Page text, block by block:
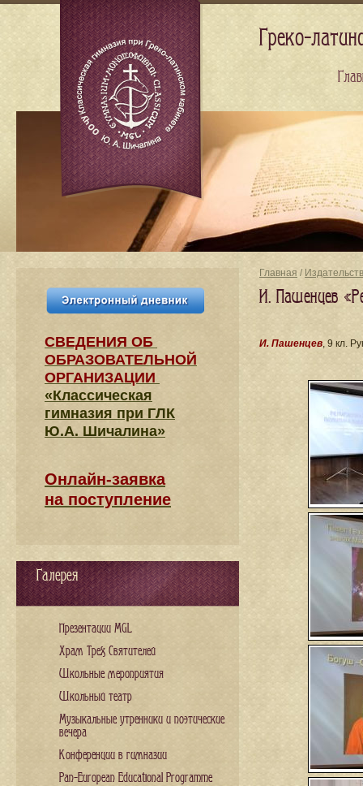
Главная /
И. Пашенцев
И. Пашенцев, 9 кл.
СВЕДЕНИЯ​ ОБ
ОБРАЗОВАТЕЛЬНОЙ
ОРГАНИЗАЦИИ
«Классическая
гимназия при ГЛК
Ю.А. Шичалина»
Онлайн-заявка
на поступление
Галерея
Презентации MGL
Храм Трех Святителей
Школьные мероприятия
Школьный театр
Музыкальные утренники и поэтические
вечера
Конференции в гимназии
Pan-European Educational Programme
Греко-